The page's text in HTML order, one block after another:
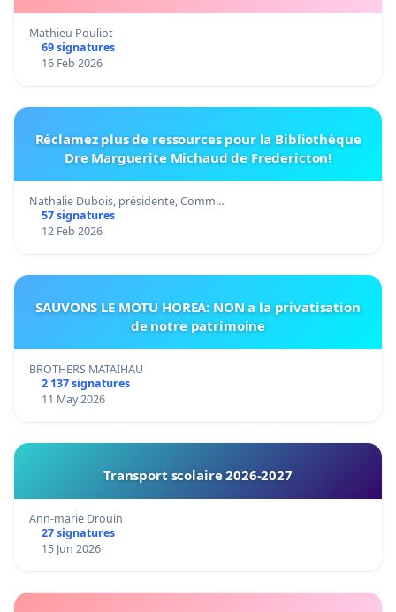
Mathieu Pouliot
69 signatures
16 Feb 2026
Réclamez plus de ressources pour la Bibliothèque
Dre Marguerite Michaud de Fredericton!
Nathalie Dubois, présidente, Comm…
57 signatures
12 Feb 2026
SAUVONS LE MOTU HOREA: NON a la privatisation
de notre patrimoine
BROTHERS MATAIHAU
2 137 signatures
11 May 2026
Transport scolaire 2026-2027
Ann-marie Drouin
27 signatures
15 Jun 2026